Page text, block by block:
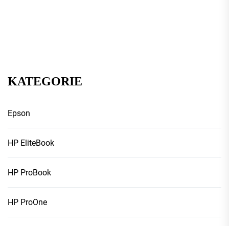
KATEGORIE
Epson
HP EliteBook
HP ProBook
HP ProOne